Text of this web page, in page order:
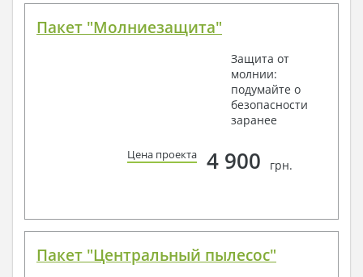
Пакет "Молниезащита"
Защита от
молнии:
подумайте о
безопасности
заранее
Цена проекта 4 900 грн.
Пакет "Центральный пылесос"